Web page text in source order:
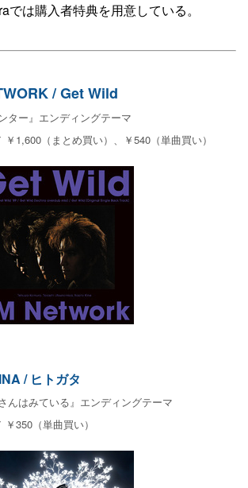
では購入者特典を用意している。
/ Get Wild
ター』エンディングテーマ
1,600（まとめ買い）、￥540（単曲買い）
/ ヒトガタ
んはみている』エンディングテーマ
350（単曲買い）